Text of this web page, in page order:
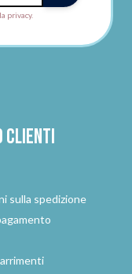
privacy.
clienti
sulla spedizione